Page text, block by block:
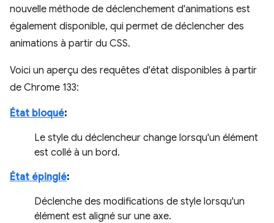
nouvelle méthode de déclenchement d'animations est
également disponible, qui permet de déclencher des
animations à partir du CSS.
Voici un aperçu des requêtes d'état disponibles à partir
de Chrome 133:
État bloqué:
Le style du déclencheur change lorsqu'un élément
est collé à un bord.
État épinglé:
Déclenche des modifications de style lorsqu'un
élément est aligné sur une axe.